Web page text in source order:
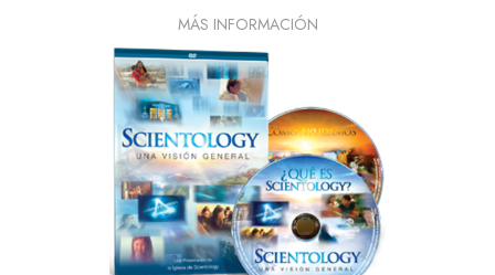
MÁS INFORMACIÓN